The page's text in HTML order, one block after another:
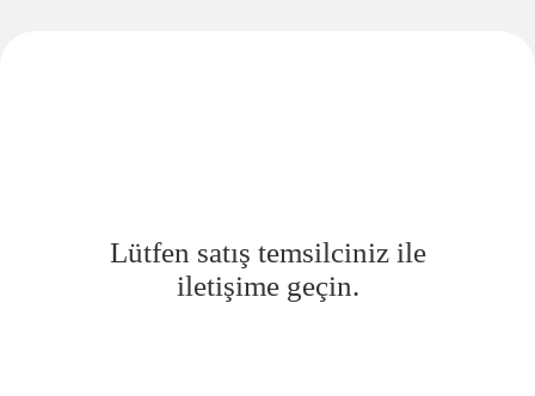
Lütfen satış temsilciniz ile
iletişime geçin.